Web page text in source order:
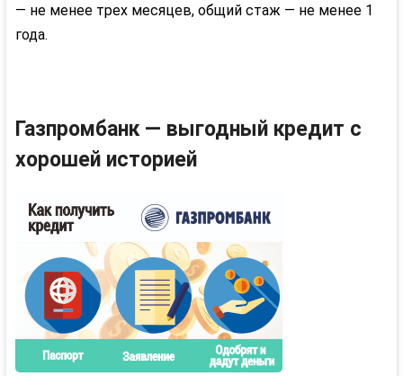
— не менее трех месяцев, общий стаж — не менее 1
года.
Газпромбанк — выгодный кредит с
хорошей историей